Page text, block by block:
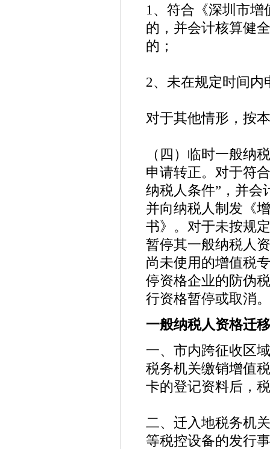
1、符合《深圳市
的，并会计核算健
的；
2、未在规定时间内
对于其他情形，按
（四）临时一般纳
申请转正。对于符
纳税人条件”，并会
并向纳税人制发《
书》。对于未按规
暂停其一般纳税人
尚未使用的增值税
停资格企业的防伪
行资格暂停或取消。
一般纳税人资格迁移
一、市内跨征收区
税务机关缴销增值
卡的登记资料后，
二、迁入地税务机
等税控设备的发行